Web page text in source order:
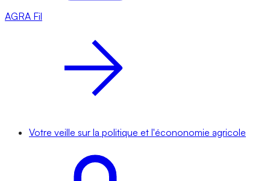
AGRA Fil
Votre veille sur la politique et l'écononomie agricole